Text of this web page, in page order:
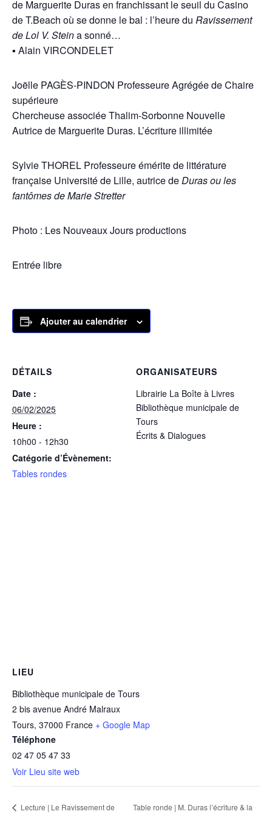
de Marguerite Duras en franchissant le seuil du Casino
de T.Beach où se donne le bal : l’heure du Ravissement
de Lol V. Steina sonné…
▪ Alain VIRCONDELET
Joëlle PAGÈS-PINDON Professeure Agrégée de Chaire
supérieure
Chercheuse associée Thalim-Sorbonne Nouvelle
Autrice de Marguerite Duras. L’écriture illimitée
Sylvie THOREL Professeure émérite de littérature
française Université de Lille, autrice deDuras ou les
fantômes de Marie Stretter
Photo : Les Nouveaux Jours productions
Entrée libre
Ajouter au calendrier
DÉTAILS
Date :
06/02/2025
Heure :
10h00 - 12h30
Catégorie d’Évènement:
Tables rondes
ORGANISATEURS
Librairie La Boîte à Livres
Bibliothèque municipale de
Tours
Écrits & Dialogues
LIEU
Bibliothèque municipale de Tours
2 bis avenue André Malraux
Tours, 37000 France + Google Map
Téléphone
02 47 05 47 33
Voir Lieu site web
Lecture | Le Ravissement de Table ronde | M. Duras l’écriture & la